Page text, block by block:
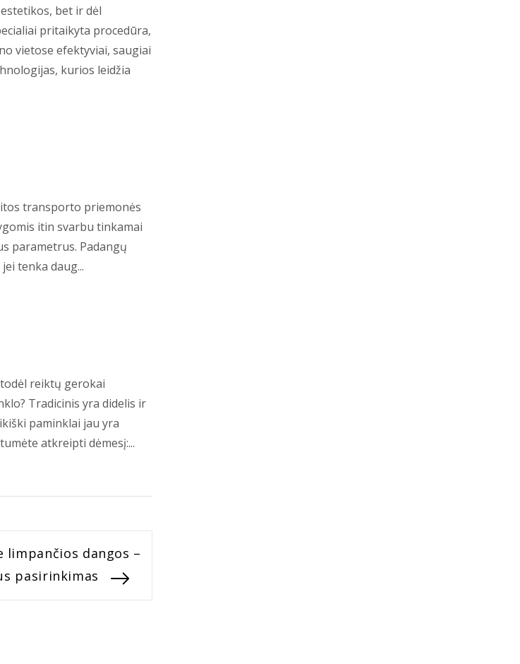
bet ir dėl
pritaikyta procedūra,
vietose efektyviai, saugiai
kurios leidžia
transporto priemonės
itin svarbu tinkamai
parametrus. Padangų
tenka daug...
reiktų gerokai
Tradicinis yra didelis ir
paminklai jau yra
atkreipti dėmesį:...
limpančios dangos –
pasirinkimas